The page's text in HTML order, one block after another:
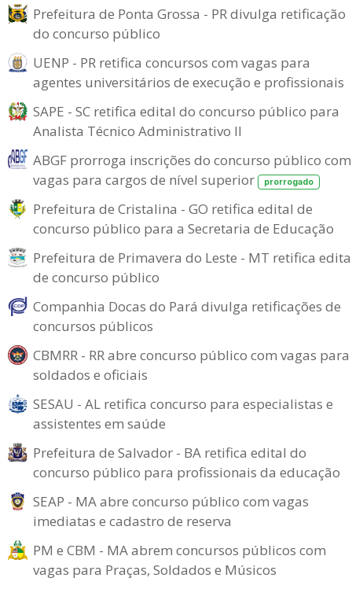
Prefeitura de Ponta Grossa - PR divulga retificação
do concurso público
UENP - PR retifica concursos com vagas para
agentes universitários de execução e profissionais
SAPE - SC retifica edital do concurso público para
Analista Técnico Administrativo II
ABGF prorroga inscrições do concurso público com
vagas para cargos de nível superior
prorrogado
Prefeitura de Cristalina - GO retifica edital de
concurso público para a Secretaria de Educação
Prefeitura de Primavera do Leste - MT retifica
de concurso público
Companhia Docas do Pará divulga retificações de
concursos públicos
CBMRR - RR abre concurso público com vagas para
soldados e oficiais
SESAU - AL retifica concurso para especialistas e
assistentes em saúde
Prefeitura de Salvador - BA retifica edital do
concurso público para profissionais da educação
SEAP - MA abre concurso público com vagas
imediatas e cadastro de reserva
PM e CBM - MA abrem concursos públicos com
vagas para Praças, Soldados e Músicos